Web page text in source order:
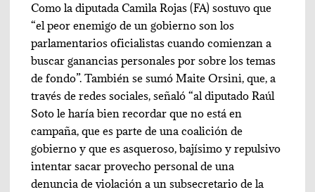
Como la diputada Camila Rojas (FA) sostuvo que
“el peor enemigo de un gobierno son los
parlamentarios oficialistas cuando comienzan a
buscar ganancias personales por sobre los temas
de fondo”. También se sumó Maite Orsini, que, a
través de redes sociales, señaló “al diputado Raúl
Soto le haría bien recordar que no está en
campaña, que es parte de una coalición de
gobierno y que es asqueroso, bajísimo y repulsivo
intentar sacar provecho personal de una
denuncia de violación a un subsecretario de la